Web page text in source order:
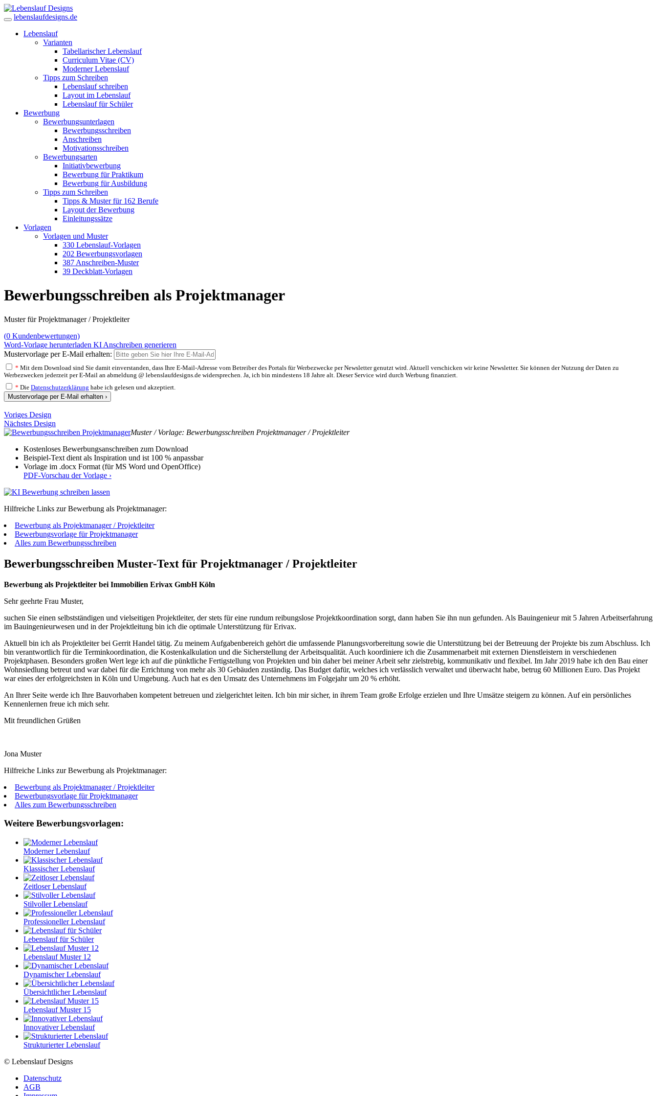
lebenslaufdesigns.de
Lebenslauf
Varianten
Tabellarischer Lebenslauf
Curriculum Vitae (CV)
Moderner Lebenslauf
Tipps zum Schreiben
Lebenslauf schreiben
Layout im Lebenslauf
Lebenslauf für Schüler
Bewerbung
Bewerbungsunterlagen
Bewerbungsschreiben
Anschreiben
Motivationsschreiben
Bewerbungsarten
Initiativbewerbung
Bewerbung für Praktikum
Bewerbung für Ausbildung
Tipps zum Schreiben
Tipps & Muster für 162 Berufe
Layout der Bewerbung
Einleitungssätze
Vorlagen
Vorlagen und Muster
330 Lebenslauf-Vorlagen
202 Bewerbungsvorlagen
387 Anschreiben-Muster
39 Deckblatt-Vorlagen
Bewerbungsschreiben als Projektmanager
Muster für Projektmanager / Projektleiter
(0 Kundenbewertungen)
Word-Vorlage herunterladen KI Anschreiben generieren
Mustervorlage per E-Mail erhalten:
* Mit dem Download sind Sie damit einverstanden, dass Ihre E-Mail-Adresse vom Betreiber des Portals für Werbezwecke per Newsletter genutzt wird. Aktuell verschicken wir keine Newsletter. Sie können der Nutzung der Daten zu
Werbezwecken jederzeit per E-Mail an abmeldung @ lebenslaufdesigns.de widersprechen. Ja, ich bin mindestens 18 Jahre alt. Dieser Service wird durch Werbung finanziert.
* Die Datenschutzerklärung habe ich gelesen und akzeptiert.
Mustervorlage per E-Mail erhalten ›
Voriges Design
Nächstes Design
Muster / Vorlage: Bewerbungsschreiben Projektmanager / Projektleiter
Kostenloses Bewerbungsanschreiben zum Download
Beispiel-Text dient als Inspiration und ist 100 % anpassbar
Vorlage im .docx Format (für MS Word und OpenOffice)
PDF-Vorschau der Vorlage ›
Hilfreiche Links zur Bewerbung als Projektmanager:
Bewerbung als Projektmanager / Projektleiter
Bewerbungsvorlage für Projektmanager
Alles zum Bewerbungsschreiben
Bewerbungsschreiben Muster-Text für Projektmanager / Projektleiter
Bewerbung als Projektleiter bei Immobilien Erivax GmbH Köln
Sehr geehrte Frau Muster,
suchen Sie einen selbstständigen und vielseitigen Projektleiter, der stets für eine rundum reibungslose Projektkoordination sorgt, dann haben Sie ihn nun gefunden. Als Bauingenieur mit 5 Jahren Arbeitserfahrung
im Bauingenieurwesen und in der Projektleitung bin ich die optimale Unterstützung für Erivax.
Aktuell bin ich als Projektleiter bei Gerrit Handel tätig. Zu meinem Aufgabenbereich gehört die umfassende Planungsvorbereitung sowie die Unterstützung bei der Betreuung der Projekte bis zum Abschluss. Ich
bin verantwortlich für die Terminkoordination, die Kostenkalkulation und die Sicherstellung der Arbeitsqualität. Auch koordiniere ich die Zusammenarbeit mit externen Dienstleistern in verschiedenen
Projektphasen. Besonders großen Wert lege ich auf die pünktliche Fertigstellung von Projekten und bin daher bei meiner Arbeit sehr zielstrebig, kommunikativ und flexibel. Im Jahr 2019 habe ich den Bau einer
Wohnsiedlung betreut und war dabei für die Errichtung von mehr als 30 Gebäuden zuständig. Das Budget dafür, welches ich verlässlich verwaltet und überwacht habe, betrug 60 Millionen Euro. Das Projekt
war eines der erfolgreichsten in Köln und Umgebung. Auch hat es den Umsatz des Unternehmens im Folgejahr um 20 % erhöht.
An Ihrer Seite werde ich Ihre Bauvorhaben kompetent betreuen und zielgerichtet leiten. Ich bin mir sicher, in ihrem Team große Erfolge erzielen und Ihre Umsätze steigern zu können. Auf ein persönliches
Kennenlernen freue ich mich sehr.
Mit freundlichen Grüßen
Jona Muster
Hilfreiche Links zur Bewerbung als Projektmanager:
Bewerbung als Projektmanager / Projektleiter
Bewerbungsvorlage für Projektmanager
Alles zum Bewerbungsschreiben
Weitere Bewerbungsvorlagen:
Moderner Lebenslauf
Klassischer Lebenslauf
Zeitloser Lebenslauf
Stilvoller Lebenslauf
Professioneller Lebenslauf
Lebenslauf für Schüler
Lebenslauf Muster 12
Dynamischer Lebenslauf
Übersichtlicher Lebenslauf
Lebenslauf Muster 15
Innovativer Lebenslauf
Strukturierter Lebenslauf
© Lebenslauf Designs
Datenschutz
AGB